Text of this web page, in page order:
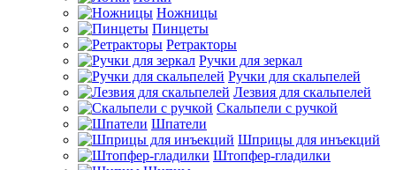
Ножницы
Пинцеты
Ретракторы
Ручки для зеркал
Ручки для скальпелей
Лезвия для скальпелей
Скальпели с ручкой
Шпатели
Шприцы для инъекций
Штопфер-гладилки